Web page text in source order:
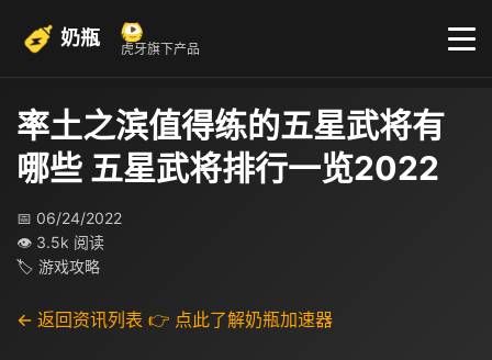
奶瓶 虎牙旗下产品
率土之滨值得练的五星武将有
哪些 五星武将排行一览2022
📅 06/24/2022
👁 3.5k 阅读
🏷 游戏攻略
← 返回资讯列表 👉 点此了解奶瓶加速器